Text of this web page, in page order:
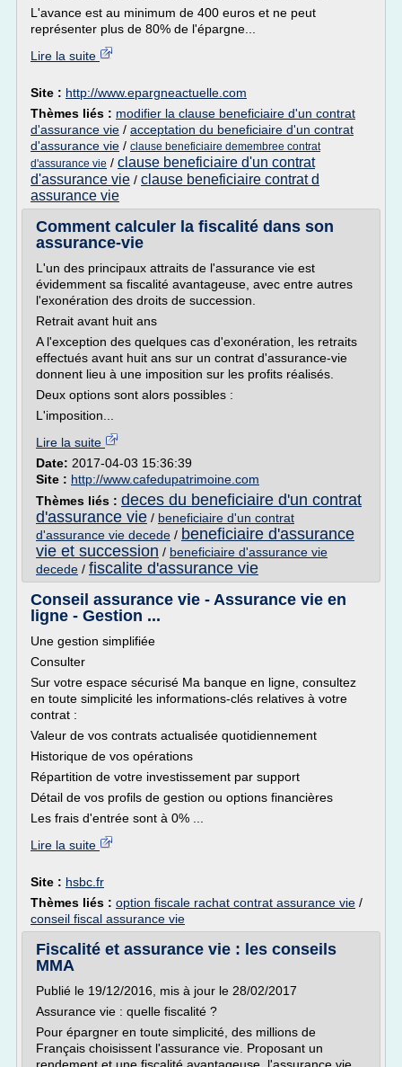
L'avance est au minimum de 400 euros et ne peut
représenter plus de 80% de l'épargne...
Lire la suite
Site : http://www.epargneactuelle.com
Thèmes liés : modifier la clause beneficiaire d'un contrat
d'assurance vie / acceptation du beneficiaire d'un contrat
d'assurance vie / clause beneficiaire demembree contrat
d'assurance vie / clause beneficiaire d'un contrat
d'assurance vie / clause beneficiaire contrat d
assurance vie
Comment calculer la fiscalité dans son
assurance-vie
L'un des principaux attraits de l'assurance vie est
évidemment sa fiscalité avantageuse, avec entre autres
l'exonération des droits de succession.
Retrait avant huit ans
A l'exception des quelques cas d'exonération, les retraits
effectués avant huit ans sur un contrat d'assurance-vie
donnent lieu à une imposition sur les profits réalisés.
Deux options sont alors possibles :
L'imposition...
Lire la suite
Date: 2017-04-03 15:36:39
Site : http://www.cafedupatrimoine.com
Thèmes liés : deces du beneficiaire d'un contrat
d'assurance vie / beneficiaire d'un contrat
d'assurance vie decede / beneficiaire d'assurance
vie et succession / beneficiaire d'assurance vie
decede / fiscalite d'assurance vie
Conseil assurance vie - Assurance vie en
ligne - Gestion ...
Une gestion simplifiée
Consulter
Sur votre espace sécurisé Ma banque en ligne, consultez
en toute simplicité les informations-clés relatives à votre
contrat :
Valeur de vos contrats actualisée quotidiennement
Historique de vos opérations
Répartition de votre investissement par support
Détail de vos profils de gestion ou options financières
Les frais d'entrée sont à 0% ...
Lire la suite
Site : hsbc.fr
Thèmes liés : option fiscale rachat contrat assurance vie /
conseil fiscal assurance vie
Fiscalité et assurance vie : les conseils
MMA
Publié le 19/12/2016, mis à jour le 28/02/2017
Assurance vie : quelle fiscalité ?
Pour épargner en toute simplicité, des millions de
Français choisissent l'assurance vie. Proposant un